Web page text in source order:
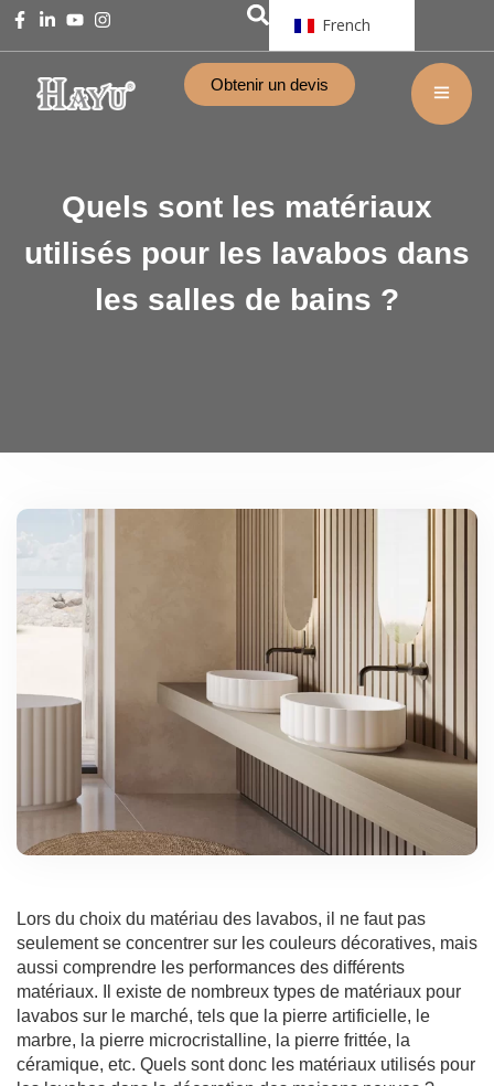
French
Obtenir un devis
Quels sont les matériaux
utilisés pour les lavabos dans
les salles de bains ?
Lors du choix du matériau des lavabos, il ne faut pas
seulement se concentrer sur les couleurs décoratives, mais
aussi comprendre les performances des différents
matériaux. Il existe de nombreux types de matériaux pour
lavabos sur le marché, tels que la pierre artificielle, le
marbre, la pierre microcristalline, la pierre frittée, la
céramique, etc. Quels sont donc les matériaux utilisés pour